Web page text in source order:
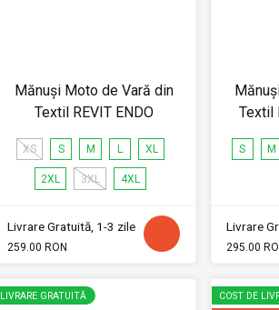
Mănuși Moto de Vară din
Textil REVIT ENDO
XS S M L XL
2XL 3XL 4XL
Livrare Gratuită, 1-3 zile
259.00 RON
Textil
S M
Livrare
295.00
LIVRARE GRATUITĂ
COST DE